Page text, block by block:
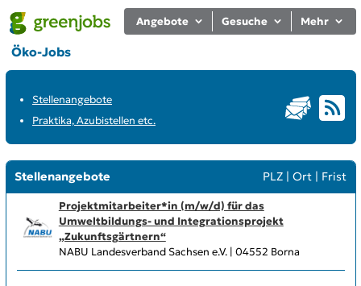
Angebote Gesuche Mehr
Öko-Jobs
Stellenangebote
Praktika, Azubistellen etc.
Stellenangebote PLZ |Ort | Frist
Projektmitarbeiter*in (m/w/d) für das
Umweltbildungs- und Integrationsprojekt
„Zukunftsgärtnern“
NABU Landesverband Sachsen e.V. | 04552 Borna